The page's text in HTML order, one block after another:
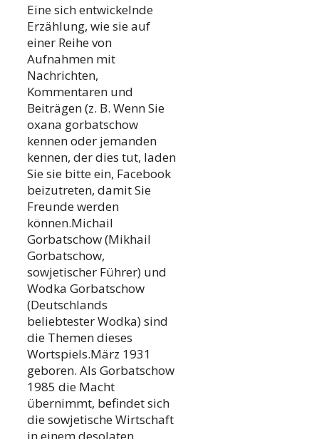
Eine sich entwickelnde
Erzählung, wie sie auf
einer Reihe von
Aufnahmen mit
Nachrichten,
Kommentaren und
Beiträgen (z. B. Wenn Sie
oxana gorbatschow
kennen oder jemanden
kennen, der dies tut, laden
Sie sie bitte ein, Facebook
beizutreten, damit Sie
Freunde werden
können.Michail
Gorbatschow (Mikhail
Gorbatschow,
sowjetischer Führer) und
Wodka Gorbatschow
(Deutschlands
beliebtester Wodka) sind
die Themen dieses
Wortspiels.März 1931
geboren. Als Gorbatschow
1985 die Macht
übernimmt, befindet sich
die sowjetische Wirtschaft
in einem desolaten